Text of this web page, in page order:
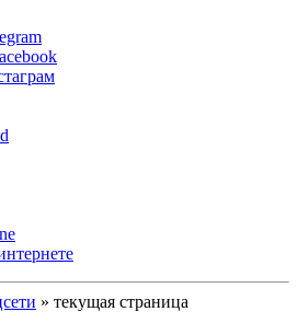
» текущая страница